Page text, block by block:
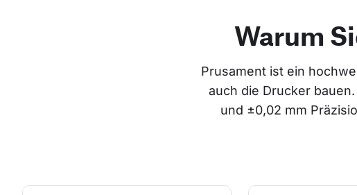
Warum
Prusament ist ein
auch die Drucker
und ±0,02 mm